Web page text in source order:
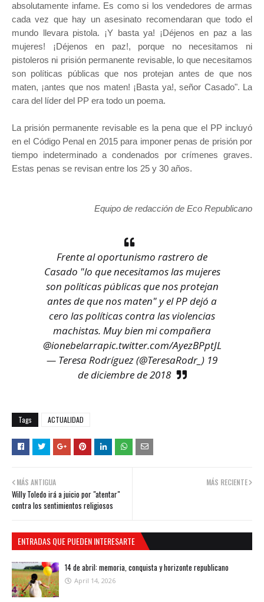
absolutamente infame. Es como si los vendedores de armas
cada vez que hay un asesinato recomendaran que todo el
mundo llevara pistola. ¡Y basta ya! ¡Déjenos en paz a las
mujeres! ¡Déjenos en paz!, porque no necesitamos ni
pistoleros ni prisión permanente revisable, lo que necesitamos
son políticas públicas que nos protejan antes de que nos
maten, ¡antes que nos maten! ¡Basta ya!, señor Casado". La
cara del líder del PP era todo un poema.
La prisión permanente revisable es la pena que el PP incluyó
en el Código Penal en 2015 para imponer penas de prisión por
tiempo indeterminado a condenados por crímenes graves.
Estas penas se revisan entre los 25 y 30 años.
Equipo de redacción de Eco Republicano
Frente al oportunismo rastrero de
Casado "lo que necesitamos las mujeres
son politicas públicas que nos protejan
antes de que nos maten" y el PP dejó a
cero las políticas contra las violencias
machistas. Muy bien mi compañera
@ionebelarrapic.twitter.com/AyezBPptJL
— Teresa Rodríguez (@TeresaRodr_) 19
de diciembre de 2018
Tags ACTUALIDAD
MÁS RECIENTE
MÁS ANTIGUA
Willy Toledo irá a juicio por "atentar"
contra los sentimientos religiosos
ENTRADAS QUE PUEDEN INTERESARTE
14 de abril: memoria, conquista y horizonte republicano
April 14, 2026